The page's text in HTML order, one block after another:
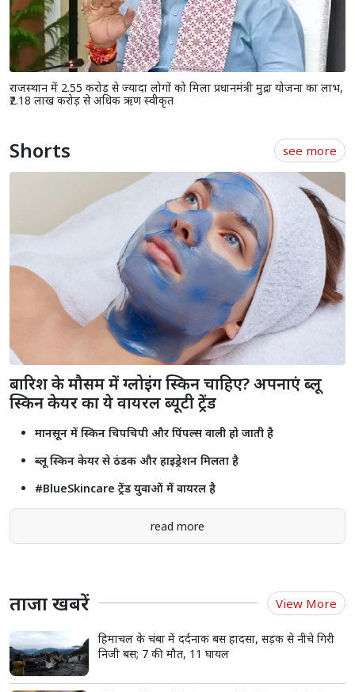
राजस्थान में 2.55 करोड़ से ज्यादा लोगों को मिला प्रधानमंत्री मुद्रा योजना का लाभ,
₹2.18 लाख करोड़ से अधिक ऋण स्वीकृत
Shorts see more
बारिश के मौसम में ग्लोइंग स्किन चाहिए? अपनाएं ब्लू
स्किन केयर का ये वायरल ब्यूटी ट्रेंड
मानसून में स्किन चिपचिपी और पिंपल्स वाली हो जाती है
ब्लू स्किन केयर से ठंडक और हाइड्रेशन मिलता है
#BlueSkincare ट्रेंड युवाओं में वायरल है
read more
ताजा खबरें View More
हिमाचल के चंबा में दर्दनाक बस हादसा, सड़क से नीचे गिरी
निजी बस; 7 की मौत, 11 घायल